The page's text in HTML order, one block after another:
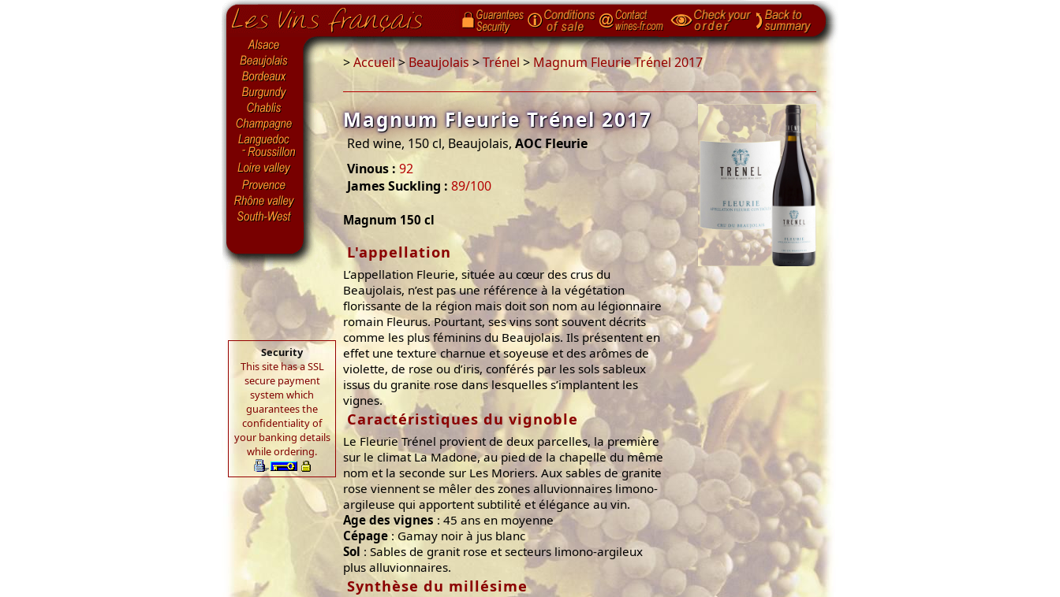
Security
This site has a SSL
secure payment
system which
guarantees the
confidentiality of
your banking details
while ordering.
>Accueil>Beaujolais>Trénel > Magnum Fleurie Trénel 2017
Magnum Fleurie Trénel 2017
Red wine, 150 cl, Beaujolais,AOC Fleurie
Vinous : 92
James Suckling : 89/100
Magnum 150 cl
L'appellation
L’appellation Fleurie, située au cœur des crus du
Beaujolais, n’est pas une référence à la végétation
florissante de la région mais doit son nom au légionnaire
romain Fleurus. Pourtant, ses vins sont souvent décrits
comme les plus féminins du Beaujolais. Ils présentent en
effet une texture charnue et soyeuse et des arômes de
violette, de rose ou d’iris, conférés par les sols sableux
issus du granite rose dans lesquelles s’implantent les
vignes.
Caractéristiques du vignoble
Le Fleurie Trénel provient de deux parcelles, la première
sur le climat La Madone, au pied de la chapelle du même
nom et la seconde sur Les Moriers. Aux sables de granite
rose viennent se mêler des zones alluvionnaires limono-
argileuse qui apportent subtilité et élégance au vin.
Age des vignes : 45 ans en moyenne
Cépage: Gamay noir à jus blanc
Sol : Sables de granit rose et secteurs limono-argileux
plus alluvionnaires.
Synthèse du millésime